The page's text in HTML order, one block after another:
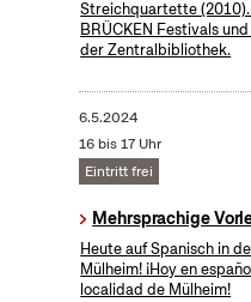
Streichquartette (2010).
BRÜCKEN Festivals
der Zentralbibliothek.
6.5.2024
16 bis 17 Uhr
Eintritt frei
Mehrsprachige
Heute auf Spanisch in
Mülheim! ¡Hoy en
localidad de Mülheim!